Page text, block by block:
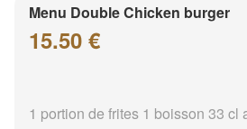
Menu Double Chicken burger
15.50 €
1 portion de frites 1 boisson 33 cl